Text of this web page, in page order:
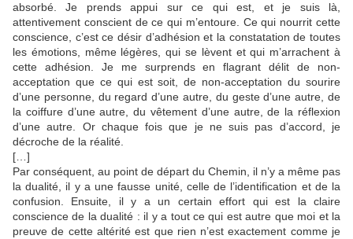
absorbé. Je prends appui sur ce qui est, et je suis là,
attentivement conscient de ce qui m’entoure. Ce qui nourrit cette
conscience, c’est ce désir d’adhésion et la constatation de toutes
les émotions, même légères, qui se lèvent et qui m’arrachent à
cette adhésion. Je me surprends en flagrant délit de non-
acceptation que ce qui est soit, de non-acceptation du sourire
d’une personne, du regard d’une autre, du geste d’une autre, de
la coiffure d’une autre, du vêtement d’une autre, de la réflexion
d’une autre. Or chaque fois que je ne suis pas d’accord, je
décroche de la réalité.
[…]
Par conséquent, au point de départ du Chemin, il n’y a même pas
la dualité, il y a une fausse unité, celle de l’identification et de la
confusion. Ensuite, il y a un certain effort qui est la claire
conscience de la dualité : il y a tout ce qui est autre que moi et la
preuve de cette altérité est que rien n’est exactement comme je